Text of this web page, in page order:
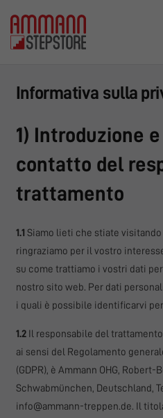
Informativa sulla
1) Introduzione
contatto del
trattamento
1.1 Siamo lieti che stiate
ringraziamo per il vostro
su come trattiamo i vostri dati
nostro sito web. Per dati
i quali è possibile identificarvi
1.2Il responsabile del
ai sensi del Regolamento
(GDPR), è Ammann OHG, Robert-
Schwabmünchen, Deutschland,
info@ammann-treppen.de. Il